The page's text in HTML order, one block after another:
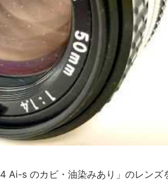
Ai-s のカビ・油染みあり」のレンズ